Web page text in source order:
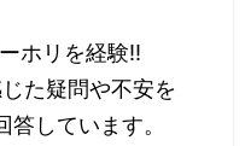
ホリを経験!!
た疑問や不安を
しています。